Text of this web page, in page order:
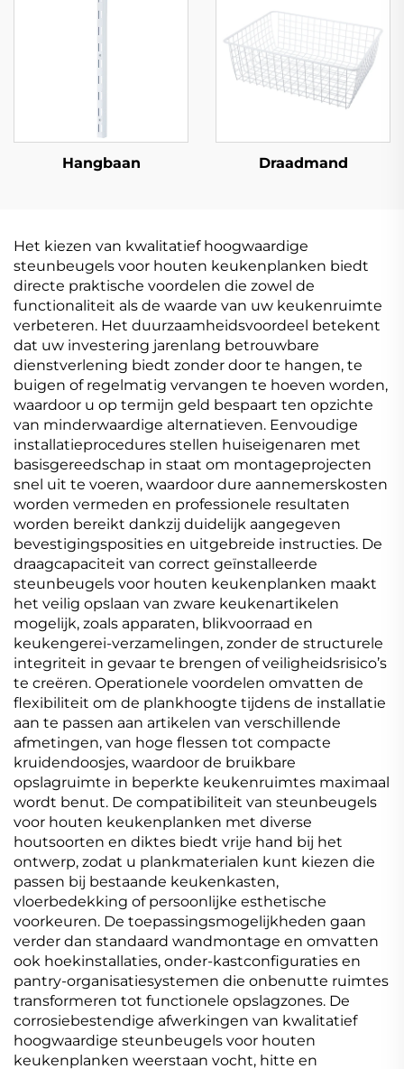
Hangbaan Draadmand
Het kiezen van kwalitatief hoogwaardige
steunbeugels voor houten keukenplanken biedt
directe praktische voordelen die zowel de
functionaliteit als de waarde van uw keukenruimte
verbeteren. Het duurzaamheidsvoordeel betekent
dat uw investering jarenlang betrouwbare
dienstverlening biedt zonder door te hangen, te
buigen of regelmatig vervangen te hoeven worden,
waardoor u op termijn geld bespaart ten opzichte
van minderwaardige alternatieven. Eenvoudige
installatieprocedures stellen huiseigenaren met
basisgereedschap in staat om montageprojecten
snel uit te voeren, waardoor dure aannemerskosten
worden vermeden en professionele resultaten
worden bereikt dankzij duidelijk aangegeven
bevestigingsposities en uitgebreide instructies. De
draagcapaciteit van correct geïnstalleerde
steunbeugels voor houten keukenplanken maakt
het veilig opslaan van zware keukenartikelen
mogelijk, zoals apparaten, blikvoorraad en
keukengerei-verzamelingen, zonder de structurele
integriteit in gevaar te brengen of veiligheidsrisico’s
te creëren. Operationele voordelen omvatten de
flexibiliteit om de plankhoogte tijdens de installatie
aan te passen aan artikelen van verschillende
afmetingen, van hoge flessen tot compacte
kruidendoosjes, waardoor de bruikbare
opslagruimte in beperkte keukenruimtes maximaal
wordt benut. De compatibiliteit van steunbeugels
voor houten keukenplanken met diverse
houtsoorten en diktes biedt vrije hand bij het
ontwerp, zodat u plankmaterialen kunt kiezen die
passen bij bestaande keukenkasten,
vloerbedekking of persoonlijke esthetische
voorkeuren. De toepassingsmogelijkheden gaan
verder dan standaard wandmontage en omvatten
ook hoekinstallaties, onder-kastconfiguraties en
pantry-organisatiesystemen die onbenutte ruimtes
transformeren tot functionele opslagzones. De
corrosiebestendige afwerkingen van kwalitatief
hoogwaardige steunbeugels voor houten
keukenplanken weerstaan vocht, hitte en